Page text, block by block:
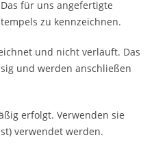
für uns angefertigte
zu kennzeichnen.
und nicht verläuft. Das
und werden anschließen
erfolgt. Verwenden sie
verwendet werden.